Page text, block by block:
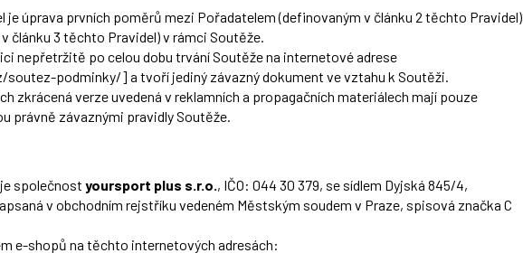
úprava prvních poměrů mezi Pořadatelem (definovaným v článku 2 těchto Pravidel)
článku 3 těchto Pravidel) v rámci Soutěže.
nepřetržitě po celou dobu trvání Soutěže na internetové adrese
soutez-podminky/] a tvoří jediný závazný dokument ve vztahu k Soutěži.
zkrácená verze uvedená v reklamních a propagačních materiálech mají pouze
právně závaznými pravidly Soutěže.
společnost yoursport plus s.r.o., IČO: 044 30 379, se sídlem Dyjská 845/4,
v obchodním rejstříku vedeném Městským soudem v Praze, spisová značka C
e-shopů na těchto internetových adresách: